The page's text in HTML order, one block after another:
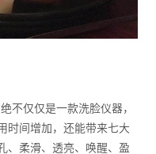
不仅仅是一款洗脸仪器，
时间增加，还能带来七大
、柔滑、透亮、唤醒、盈